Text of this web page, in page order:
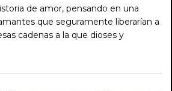
de amor, pensando en una
que seguramente liberarían a
cadenas a la que dioses y